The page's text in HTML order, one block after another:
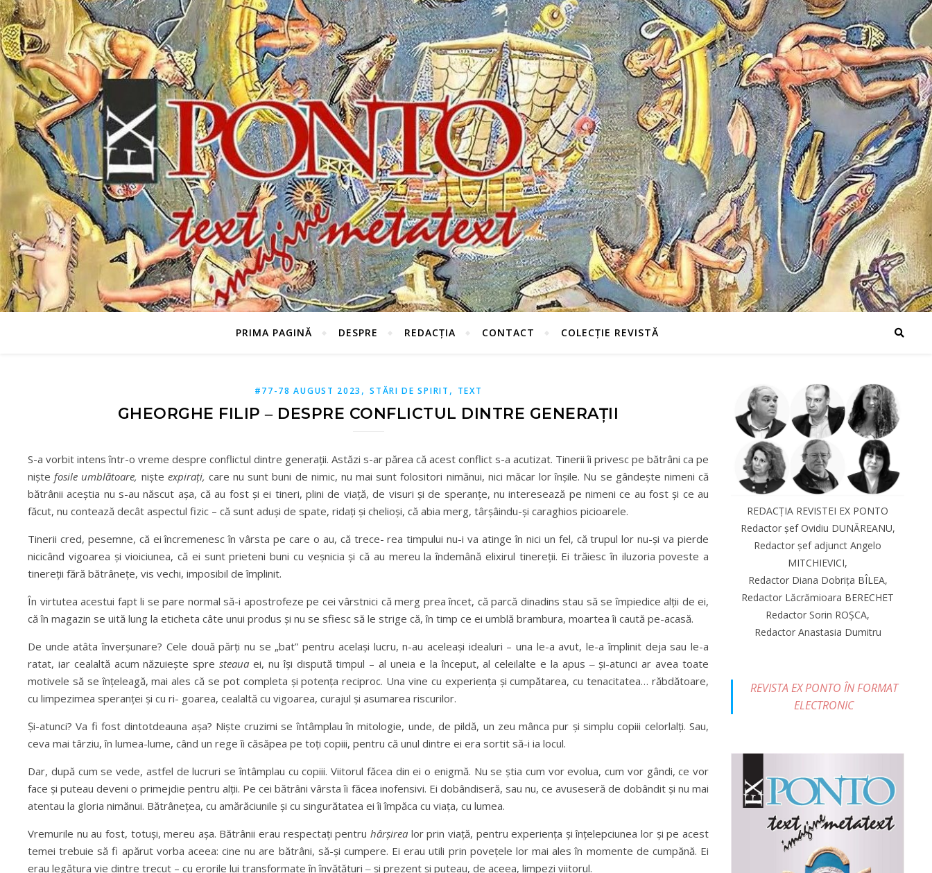
PRIMA PAGINĂ DESPRE REDACȚIA CONTACT COLECȚIE REVISTĂ
#77-78 AUGUST 2023 ,STĂRI DE SPIRIT , TEXT
GHEORGHE FILIP ‒ DESPRE CONFLICTUL DINTRE GENERAȚII
S-a vorbit intens într-o vreme despre conflictul dintre generații. Astăzi s-ar părea că acest conflict s-a acutizat. Tinerii îi privesc pe bătrâni ca pe
niștefosile umblătoare, niște expirați, care nu sunt buni de nimic, nu mai sunt folositori nimănui, nici măcar lor înșile. Nu se gândește nimeni că
bătrânii aceștia nu s-au născut așa, că au fost și ei tineri, plini de viață, de visuri și de speranțe, nu interesează pe nimeni ce au fost și ce au
făcut, nu contează decât aspectul fizic – că sunt aduși de spate, ridați și chelioși, că abia merg, târșâindu-și caraghios picioarele.
Tinerii cred, pesemne, că ei încremenesc în vârsta pe care o au, că trece- rea timpului nu-i va atinge în nici un fel, că trupul lor nu-și va pierde
nicicând vigoarea și vioiciunea, că ei sunt prieteni buni cu veșnicia și că au mereu la îndemână elixirul tinereții. Ei trăiesc în iluzoria poveste a
tinereții fără bătrânețe, vis vechi, imposibil de împlinit.
În virtutea acestui fapt li se pare normal să-i apostrofeze pe cei vârstnici că merg prea încet, că parcă dinadins stau să se împiedice alții de ei,
că în magazin se uită lung la eticheta câte unui produs și nu se sfiesc să le strige că, în timp ce ei umblă brambura, moartea îi caută pe-acasă.
De unde atâta înverșunare? Cele două părți nu se „bat” pentru același lucru, n-au aceleași idealuri – una le-a avut, le-a împlinit deja sau le-a
ratat, iar cealaltă acum năzuiește spresteaua ei, nu își dispută timpul – al uneia e la început, al celeilalte e la apus ‒ și-atunci ar avea toate
motivele să se înțeleagă, mai ales că se pot completa și potența reciproc. Una vine cu experiența și cumpătarea, cu tenacitatea… răbdătoare,
cu limpezimea speranței și cu ri- goarea, cealaltă cu vigoarea, curajul și asumarea riscurilor.
Și-atunci? Va fi fost dintotdeauna așa? Niște cruzimi se întâmplau în mitologie, unde, de pildă, un zeu mânca pur și simplu copiii celorlalți. Sau,
ceva mai târziu, în lumea-lume, când un rege îi căsăpea pe toți copiii, pentru că unul dintre ei era sortit să-i ia locul.
Dar, după cum se vede, astfel de lucruri se întâmplau cu copiii. Viitorul făcea din ei o enigmă. Nu se știa cum vor evolua, cum vor gândi, ce vor
face și puteau deveni o primejdie pentru alții. Pe cei bătrâni vârsta îi făcea inofensivi. Ei dobândiseră, sau nu, ce avuseseră de dobândit și nu mai
atentau la gloria nimănui. Bătrânețea, cu amărăciunile și cu singurătatea ei îi împăca cu viața, cu lumea.
Vremurile nu au fost, totuși, mereu așa. Bătrânii erau respectați pentru hârșirea lor prin viață, pentru experiența și înțelepciunea lor și pe acest
temei trebuie să fi apărut vorba aceea: cine nu are bătrâni, să-și cumpere. Ei erau utili prin povețele lor mai ales în momente de cumpănă. Ei
erau legătura vie dintre trecut – cu erorile lui transformate în învățături ‒ și prezent și puteau, de aceea, limpezi viitorul.
REDACȚIA REVISTEI EX PONTO
Redactor șef Ovidiu DUNĂREANU,
Redactor șef adjunct Angelo
MITCHIEVICI,
Redactor Diana Dobrița BÎLEA,
Redactor Lăcrămioara BERECHET
Redactor Sorin ROȘCA,
Redactor Anastasia Dumitru
REVISTA EX PONTO ÎN FORMAT
ELECTRONIC